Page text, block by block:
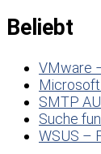
Beliebt
VMware
Microsoft
SMTP
Suche
WSUS –